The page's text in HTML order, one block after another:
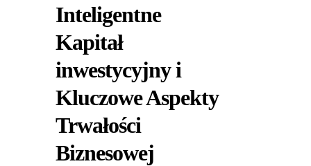
Inteligentne
Kapitał
inwestycyjny i
Kluczowe Aspekty
Trwałości
Biznesowej